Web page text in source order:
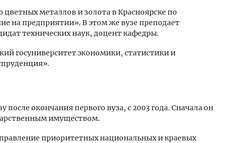
металлов и золота в Красноярске по
на предприятии». В этом же вузе преподает
технических наук, доцент кафедры.
госуниверситет экономики, статистики и
после окончания первого вуза, с 2003 года. Сначала он
имуществом.
приоритетных национальных и краевых